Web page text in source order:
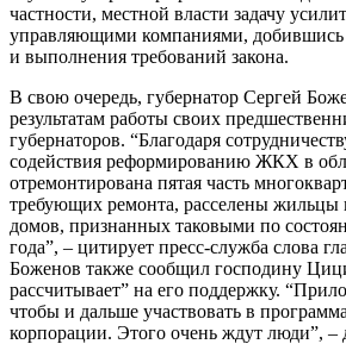
частности, местной власти задачу
управляющими компаниями, добившись
и выполнения требований закона.
В свою очередь, губернатор Сергей
результатам работы своих
губернаторов. “Благодаря
содействия реформированию ЖКХ в
отремонтирована пятая часть
требующих ремонта, расселены
домов, признанных таковыми по
года”, – цитирует пресс-служба слова
Боженов также сообщил господину
рассчитывает” на его поддержку.
чтобы и дальше участвовать в
корпорации. Этого очень ждут люди”, –